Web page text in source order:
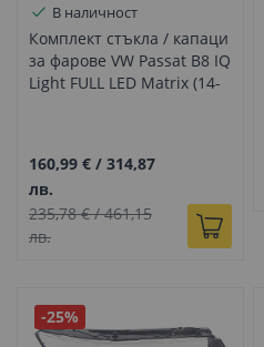
В наличност
Комплект стъкла / капаци
за фарове VW Passat B8 IQ
Light FULL LED Matrix (14-
160,99 € / 314,87
лв.
235,78 €/461,15
лв.
-25%